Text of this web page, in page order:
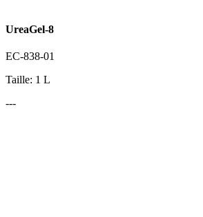
UreaGel-8
EC-838-01
Taille: 1 L
---